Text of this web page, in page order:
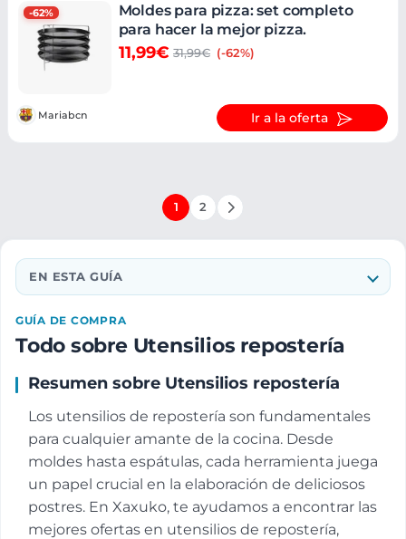
-62%
Moldes para pizza: set completo
para hacer la mejor pizza.
11,99€ 31,99€ (-62%)
Mariabcn Ir a la oferta
1 2
EN ESTA GUÍA
GUÍA DE COMPRA
Todo sobre Utensilios repostería
Resumen sobre Utensilios repostería
Los utensilios de repostería son fundamentales
para cualquier amante de la cocina. Desde
moldes hasta espátulas, cada herramienta juega
un papel crucial en la elaboración de deliciosos
postres. En Xaxuko, te ayudamos a encontrar las
mejores ofertas en utensilios de repostería,